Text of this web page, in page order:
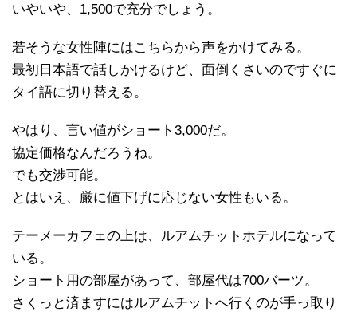
いやいや、1,500で充分でしょう。
若そうな女性陣にはこちらから声をかけてみる。
最初日本語で話しかけるけど、面倒くさいのですぐに
タイ語に切り替える。
やはり、言い値がショート3,000だ。
協定価格なんだろうね。
でも交渉可能。
とはいえ、厳に値下げに応じない女性もいる。
テーメーカフェの上は、ルアムチットホテルになって
いる。
ショート用の部屋があって、部屋代は700バーツ。
さくっと済ますにはルアムチットへ行くのが手っ取り